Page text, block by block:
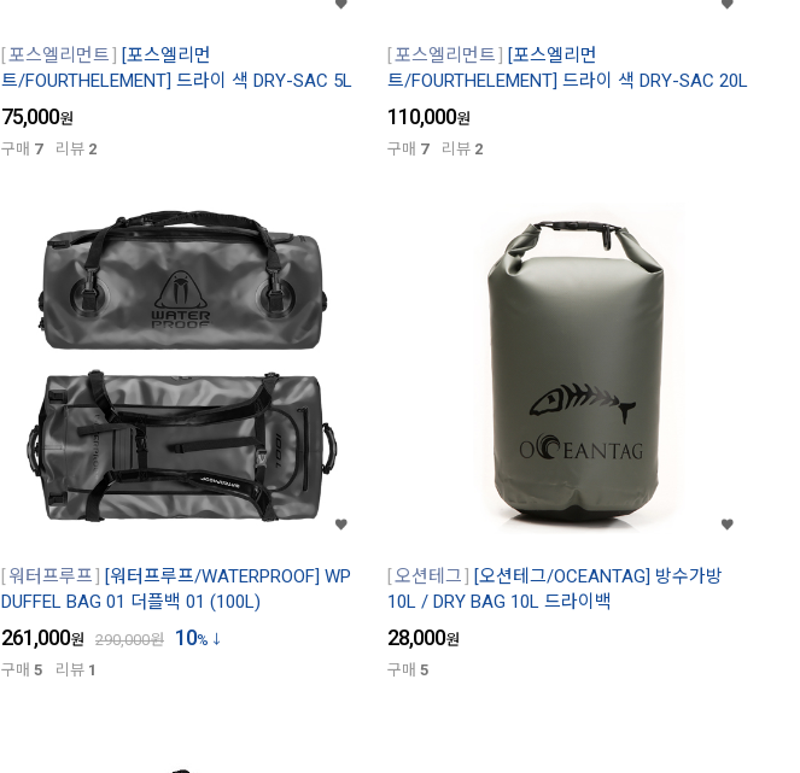
포스엘리먼트
[포스엘리먼
트/FOURTHELEMENT] 드라이 색 DRY-SAC 5L
75,000원
구매 7 리뷰 2
포스엘리먼트
[포스엘리먼
트/FOURTHELEMENT] 드라이 색 DRY-SAC 20L
110,000원
구매 7 리뷰 2
워터프루프
[워터프루프/WATERPROOF] WP
DUFFEL BAG 01 더플백 01 (100L)
261,000원 290,000원 10%
구매 5 리뷰 1
오션테그
[오션테그/OCEANTAG] 방수가방
10L / DRY BAG 10L 드라이백
28,000원
구매 5